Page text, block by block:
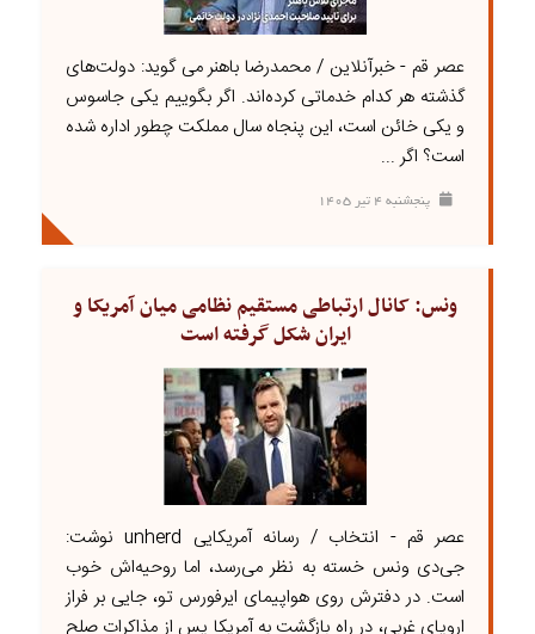
عصر قم - خبرآنلاین / محمدرضا باهنر می گوید: دولت‌های
گذشته هر کدام خدماتی کرده‌اند. اگر بگوییم یکی جاسوس
و یکی خائن است، این پنجاه سال مملکت چطور اداره شده
است؟ اگر ...
پنجشنبه ۴ تير ۱۴۰۵
ونس: کانال ارتباطی مستقیم نظامی میان آمریکا و
ایران شکل گرفته است
عصر قم - انتخاب / رسانه آمریکایی unherd نوشت:
جی‌دی ونس خسته به نظر می‌رسد، اما روحیه‌اش خوب
است. در دفترش روی هواپیمای ایرفورس تو، جایی بر فراز
اروپای غربی، در راه بازگشت به آمریکا پس از مذاکرات صلح